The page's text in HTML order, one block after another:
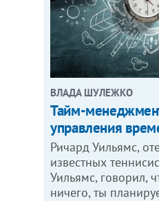
ВЛАДА ШУЛЕЖКО
Тайм-
управления
Ричард Уильямс,
известных
Уильямс, говорил,
ничего, ты